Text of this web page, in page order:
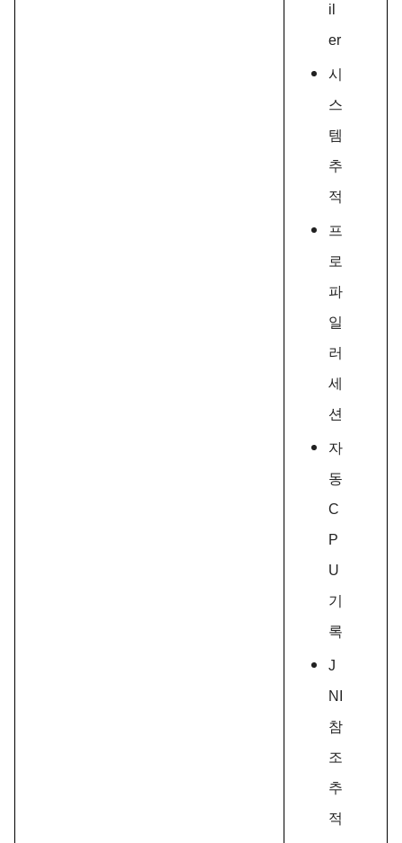
il
er
시
스
템
추
적
프
로
파
일
러
세
션
자
동
C
P
U
기
록
J
NI
참
조
추
적